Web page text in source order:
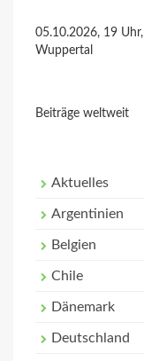
05.10.2026, 19 Uhr,
Wuppertal
Beiträge weltweit
Aktuelles
Argentinien
Belgien
Chile
Dänemark
Deutschland